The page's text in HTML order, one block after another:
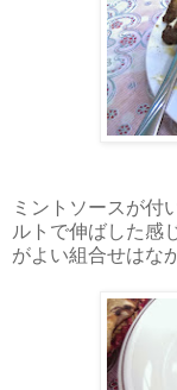
ミントソースが付
ルトで伸ばした感
がよい組合せはな